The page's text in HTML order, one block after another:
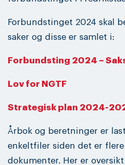
Forbundstinget 2024 skal
saker og disse er samlet i:
Forbundsting 2024 –
Lov for NGTF
Strategisk plan 2024-
Årbok og beretninger er
enkeltfiler siden det er
dokumenter. Her er